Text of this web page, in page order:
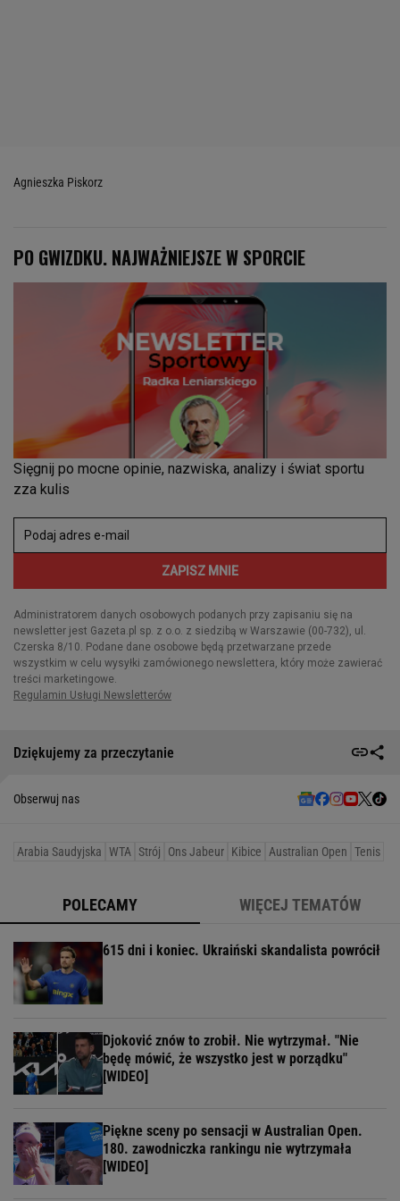
Agnieszka Piskorz
Dziękujemy za przeczytanie
Obserwuj nas
Arabia Saudyjska WTA Strój Ons Jabeur Kibice Australian Open Tenis
POLECAMY WIĘCEJ TEMATÓW
615 dni i koniec. Ukraiński skandalista powrócił
Djoković znów to zrobił. Nie wytrzymał. "Nie
będę mówić, że wszystko jest w porządku"
[WIDEO]
Piękne sceny po sensacji w Australian Open.
180. zawodniczka rankingu nie wytrzymała
[WIDEO]